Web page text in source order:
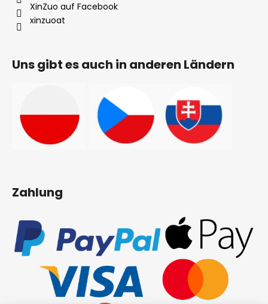
XinZuo auf Facebook
xinzuoat
Uns gibt es auch in anderen Ländern
Zahlung